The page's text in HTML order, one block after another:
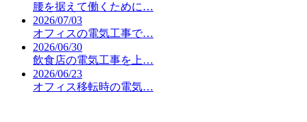
腰を据えて働くために…
2026/07/03
オフィスの電気工事で…
2026/06/30
飲食店の電気工事を上…
2026/06/23
オフィス移転時の電気…